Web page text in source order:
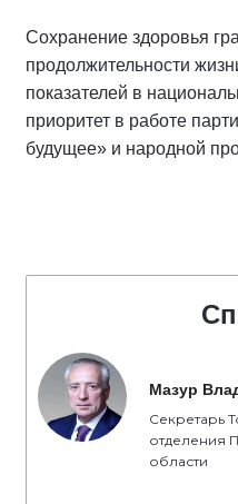
Сохранение здоровья
продолжительности
показателей в
приоритет в работе
будущее» и народной
Мазур
Секретарь
отделения
области